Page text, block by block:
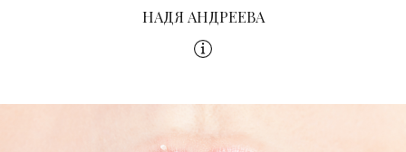
НАДЯ АНДРЕЕВА